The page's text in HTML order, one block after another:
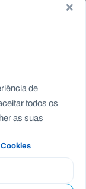
×
de
todos os
as suas